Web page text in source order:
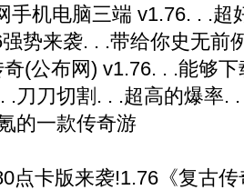
手机电脑三端 v1.76. . .超
势来袭. . .带给你史无前
(公布网) v1.76. . .能够
.刀刀切割. . .超高的爆率.
的一款传奇游
点卡版来袭!1.76《复古